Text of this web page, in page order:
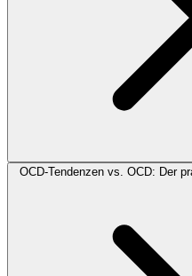
OCD-Tendenzen vs. OCD: Der